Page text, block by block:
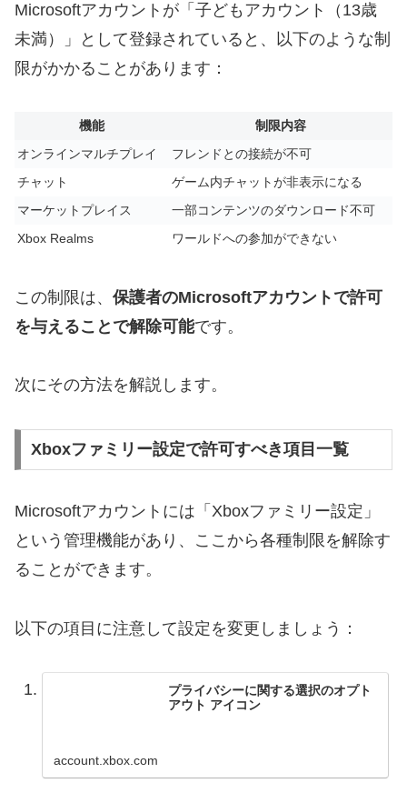
Microsoftアカウントが「子どもアカウント（13歳
未満）」として登録されていると、以下のような制
限がかかることがあります：
機能
制限内容
オンラインマルチプレイ
フレンドとの接続が不可
チャット
ゲーム内チャットが非表示になる
マーケットプレイス
一部コンテンツのダウンロード不可
Xbox Realms
ワールドへの参加ができない
この制限は、 保護者のMicrosoftアカウントで許可
を与えることで解除可能です。
次にその方法を解説します。
Xboxファミリー設定で許可すべき項目一覧
Microsoftアカウントには「Xboxファミリー設定」
という管理機能があり、ここから各種制限を解除す
ることができます。
以下の項目に注意して設定を変更しましょう：
プライバシーに関する選択のオプト
アウト アイコン
account.xbox.com